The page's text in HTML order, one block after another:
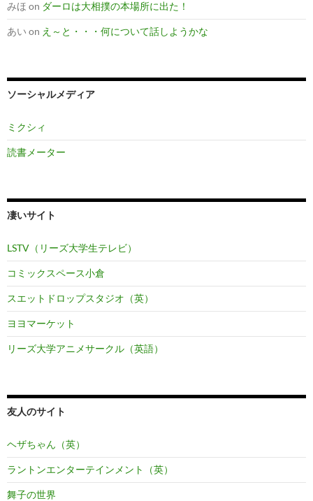
みほ on ダーロは大相撲の本場所に出た！
あい on え～と・・・何について話しようかな
ソーシャルメディア
ミクシィ
読書メーター
凄いサイト
LSTV（リーズ大学生テレビ）
コミックスペース小倉
スエットドロップスタジオ（英）
ヨヨマーケット
リーズ大学アニメサークル（英語）
友人のサイト
ヘザちゃん（英）
ラントンエンターテインメント（英）
舞子の世界